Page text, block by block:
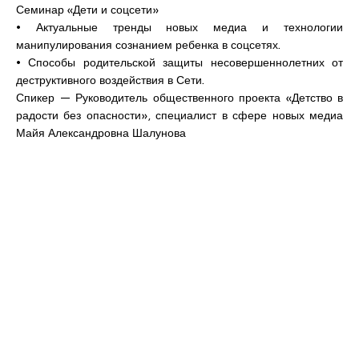
Семинар «Дети и соцсети»
• Актуальные тренды новых медиа и технологии
манипулирования сознанием ребенка в соцсетях.
• Способы родительской защиты несовершеннолетних от
деструктивного воздействия в Сети.
Спикер — Руководитель общественного проекта «Детство в
радости без опасности», специалист в сфере новых медиа
Майя Александровна Шалунова